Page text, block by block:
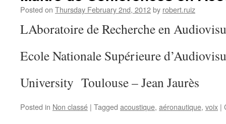
Posted on Thursday February 2nd, 2012by robert.ruiz
LAboratoire de Recherche en
Ecole Nationale Supérieure
University Toulouse – Jean Jaurès
Posted in Non classé | Tagged acoustique, aéronautique, voix |